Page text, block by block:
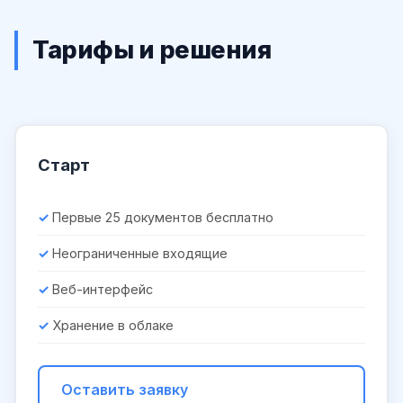
Тарифы и решения
Старт
Первые 25 документов бесплатно
Неограниченные входящие
Веб-интерфейс
Хранение в облаке
Оставить заявку